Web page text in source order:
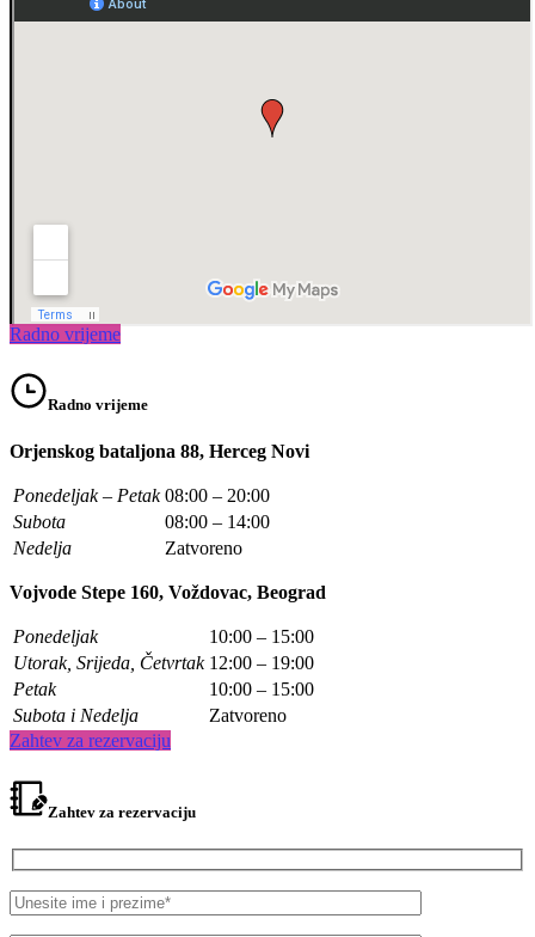
Radno vrijeme
Radno vrijeme
Orjenskog bataljona 88, Herceg Novi
Ponedeljak – Petak 08:00 – 20:00
Subota
08:00 – 14:00
Nedelja
Zatvoreno
Vojvode Stepe 160, Voždovac, Beograd
Ponedeljak
10:00 – 15:00
Utorak, Srijeda, Četvrtak 12:00 – 19:00
Petak
10:00 – 15:00
Subota i Nedelja
Zatvoreno
Zahtev za rezervaciju
Zahtev za rezervaciju